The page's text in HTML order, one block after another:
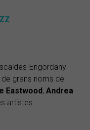
Engordany
grans noms de
Eastwood, Andrea
artistes.